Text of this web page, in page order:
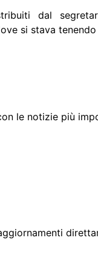
dal
si stava
le notizie più